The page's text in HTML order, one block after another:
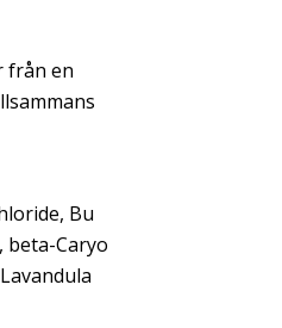
från en
Bu
beta-Caryo